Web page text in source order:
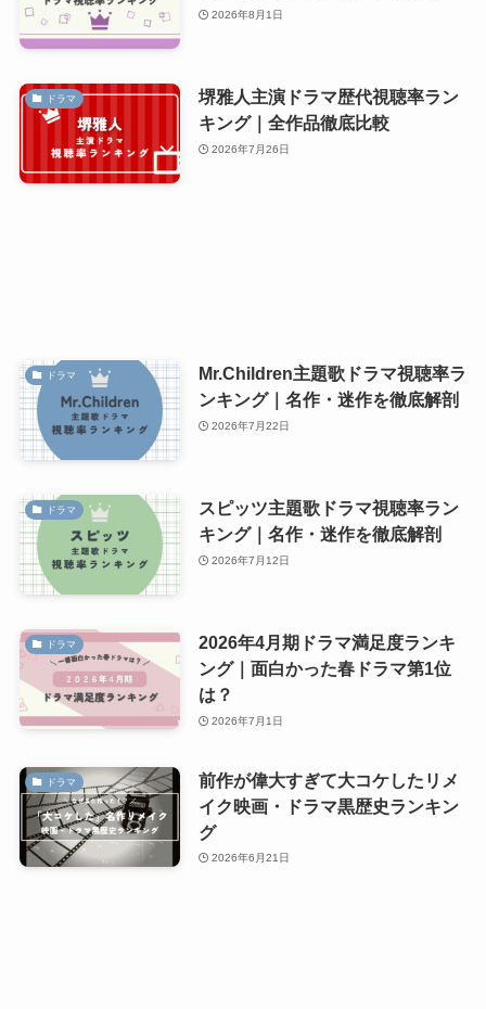
2026年8月1日
ドラマ
堺雅人主演ドラマ歴代視聴率ラン
キング｜全作品徹底比較
2026年7月26日
ドラマ
Mr.Children主題歌ドラマ視聴率ラ
ンキング｜名作・迷作を徹底解剖
2026年7月22日
ドラマ
スピッツ主題歌ドラマ視聴率ラン
キング｜名作・迷作を徹底解剖
2026年7月12日
ドラマ
2026年4月期ドラマ満足度ランキ
ング｜面白かった春ドラマ第1位
は？
2026年7月1日
ドラマ
前作が偉大すぎて大コケしたリメ
イク映画・ドラマ黒歴史ランキン
グ
2026年6月21日